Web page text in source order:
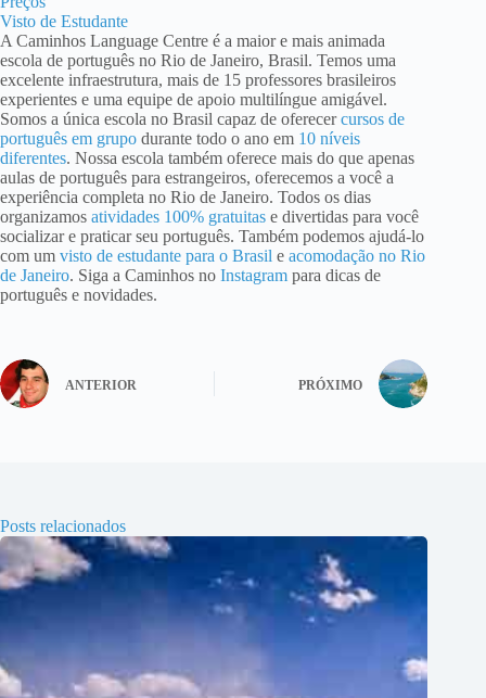
Visto de Estudante
A Caminhos Language Centre é a maior e mais animada
escola de português no Rio de Janeiro, Brasil. Temos uma
excelente infraestrutura, mais de 15 professores brasileiros
experientes e uma equipe de apoio multilíngue amigável.
Somos a única escola no Brasil capaz de oferecercursos de
português em grupo durante todo o ano em 10 níveis
diferentes. Nossa escola também oferece mais do que apenas
aulas de português para estrangeiros, oferecemos a você a
experiência completa no Rio de Janeiro. Todos os dias
organizamos atividades 100% gratuitas e divertidas para você
socializar e praticar seu português. Também podemos ajudá-lo
com um visto de estudante para o Brasil e acomodação no Rio
de Janeiro. Siga a Caminhos no Instagram para dicas de
português e novidades.
ANTERIOR PRÓXIMO
Posts relacionados